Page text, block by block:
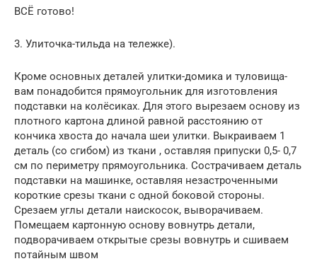
ВСЁ готово!
3. Улиточка-тильда на тележке).
Кроме основных деталей улитки-домика и туловища-
вам понадобится прямоугольник для изготовления
подставки на колёсиках. Для этого вырезаем основу из
плотного картона длиной равной расстоянию от
кончика хвоста до начала шеи улитки. Выкраиваем 1
деталь (со сгибом) из ткани , оставляя припуски 0,5- 0,7
см по периметру прямоугольника. Сострачиваем деталь
подставки на машинке, оставляя незастроченными
короткие срезы ткани с одной боковой стороны.
Срезаем углы детали наискосок, выворачиваем.
Помещаем картонную основу вовнутрь детали,
подворачиваем открытые срезы вовнутрь и сшиваем
потайным швом